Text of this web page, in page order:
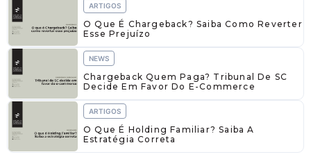
ARTIGOS
O Que É Chargeback? Saiba Como Reverter
Esse Prejuízo
NEWS
Chargeback Quem Paga? Tribunal De SC
Decide Em Favor Do E-Commerce
ARTIGOS
O Que É Holding Familiar? Saiba A
Estratégia Correta